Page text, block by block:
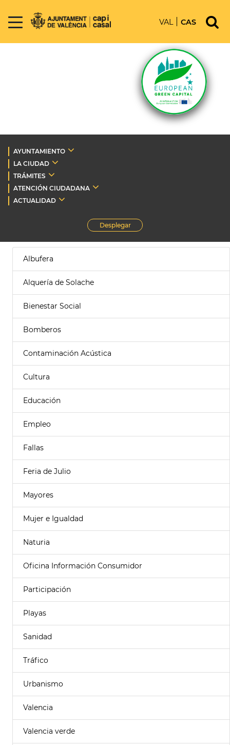
VAL CAS
AYUNTAMIENTO
LA CIUDAD
TRÁMITES
ATENCIÓN CIUDADANA
ACTUALIDAD
Desplegar
Albufera
Alquería de Solache
Bienestar Social
Bomberos
Contaminación Acústica
Cultura
Educación
Empleo
Fallas
Feria de Julio
Mayores
Mujer e Igualdad
Naturia
Oficina Información Consumidor
Participación
Playas
Sanidad
Tráfico
Urbanismo
Valencia
Valencia verde